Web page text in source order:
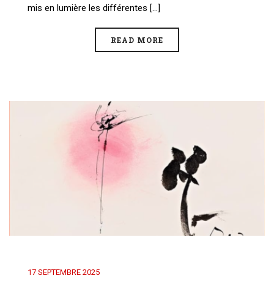
mis en lumière les différentes [...]
READ MORE
17 SEPTEMBRE 2025